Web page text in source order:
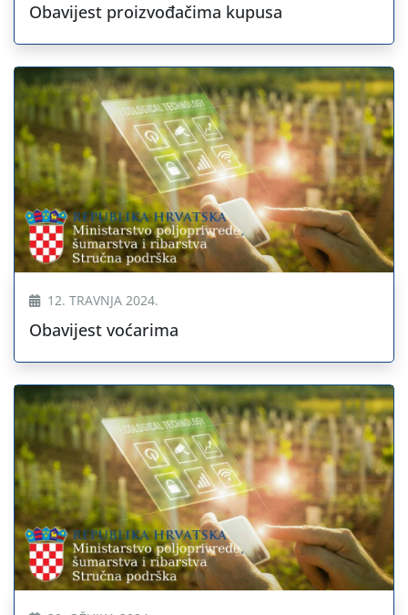
Obavijest proizvođačima kupusa
12. TRAVNJA 2024.
Obavijest voćarima